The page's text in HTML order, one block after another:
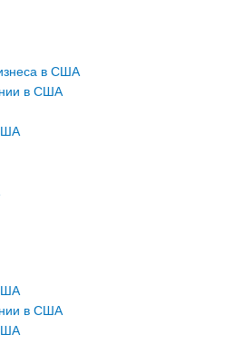
в США
в США
в США